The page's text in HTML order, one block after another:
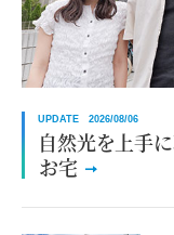
UPDATE 2026/08/06
自然光を上手
お宅